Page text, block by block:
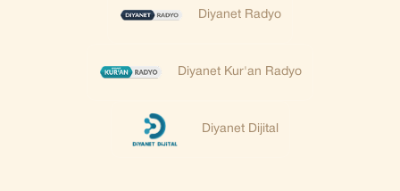
Diyanet Radyo
Diyanet Kur'an Radyo
Diyanet Dijital